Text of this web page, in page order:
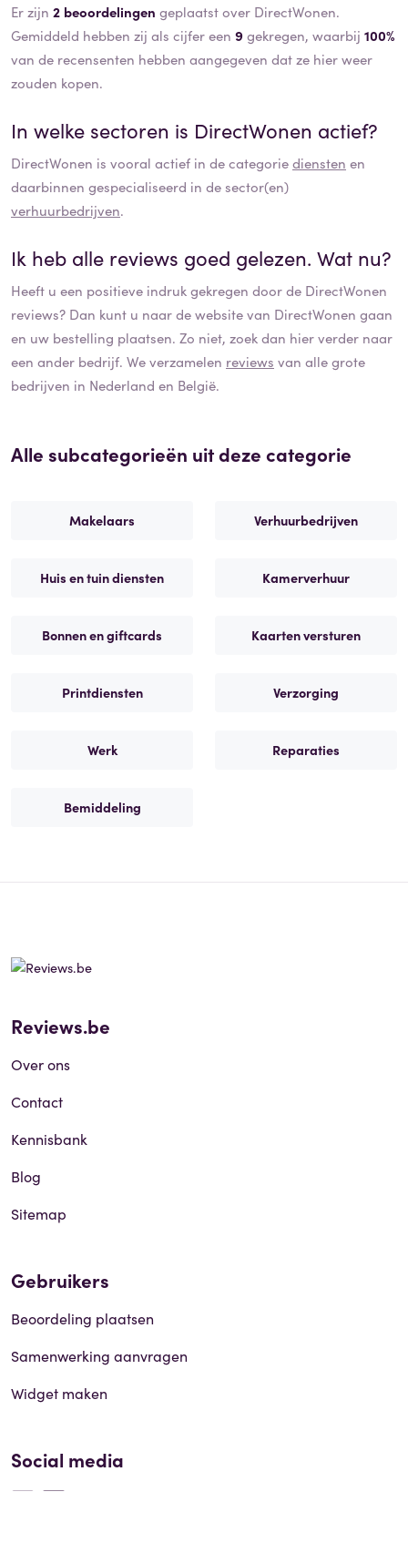
Er zijn 2 beoordelingen geplaatst over DirectWonen.
Gemiddeld hebben zij als cijfer een 9gekregen, waarbij 100%
van de recensenten hebben aangegeven dat ze hier weer
zouden kopen.
In welke sectoren is DirectWonen actief?
DirectWonen is vooral actief in de categoriediensten en
daarbinnen gespecialiseerd in de sector(en)
verhuurbedrijven.
Ik heb alle reviews goed gelezen. Wat nu?
Heeft u een positieve indruk gekregen door de DirectWonen
reviews? Dan kunt u naar de website van DirectWonen gaan
en uw bestelling plaatsen. Zo niet, zoek dan hier verder naar
een ander bedrijf. We verzamelen reviews van alle grote
bedrijven in Nederland en België.
Alle subcategorieën uit deze categorie
Makelaars Verhuurbedrijven
Huis en tuin diensten Kamerverhuur
Bonnen en giftcards Kaarten versturen
Printdiensten Verzorging
Werk Reparaties
Bemiddeling
Reviews.be
Over ons
Contact
Kennisbank
Blog
Sitemap
Gebruikers
Beoordeling plaatsen
Samenwerking aanvragen
Widget maken
Social media